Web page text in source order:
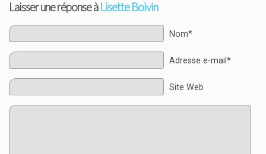
Laisser une réponse àLisette Boivin
Nom*
Adresse e-mail*
Site Web